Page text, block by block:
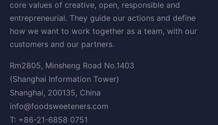
core values of creative, open, responsible and
entrepreneurial. They guide our actions and define
how we want to work together as a team, with our
customers and our partners.
Rm2805, Minsheng Road No.1403
(Shanghai Information Tower)
Shanghai, 200135, China
info@foodsweeteners.com
T: +86-21-6858 0751